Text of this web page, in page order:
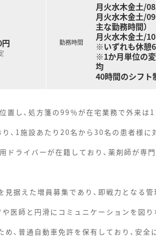
勤務時間
月火水木金土/08
月火水木金土/
主な勤務時間）
月火水木金土/10
※いずれも休憩
※1か月単位の
均
40時間のシフト
し、処方箋の99％が在宅業務で外来は
、1施設あたり20名から30名の患者様に
ドライバーが在籍しており、薬剤師が専
据えた増員募集であり、即戦力となる
医師と円滑にコミュニケーションを図り
、普通自動車免許を保有しており、安全